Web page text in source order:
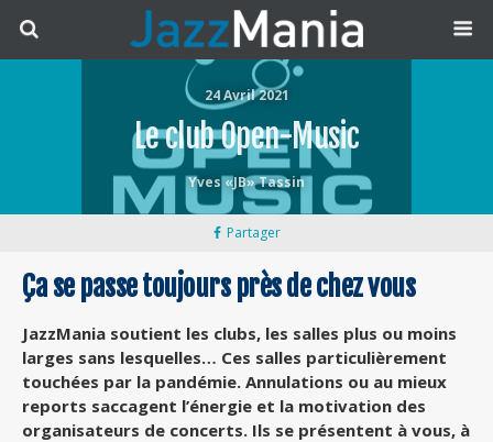
24 Avril 2021
Le club Open-Music
Yves «JB» Tassin
Partager
Ça se passe toujours près de chez vous
JazzMania soutient les clubs, les salles plus ou moins
larges sans lesquelles… Ces salles particulièrement
touchées par la pandémie. Annulations ou au mieux
reports saccagent l’énergie et la motivation des
organisateurs de concerts. Ils se présentent à vous, à